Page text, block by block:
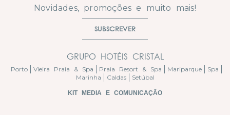
Novidades, promoções e muito mais!
SUBSCREVER
GRUPO HOTÉIS CRISTAL
Porto Vieira Praia & Spa Praia Resort & Spa Mariparque
Spa
Marinha
Caldas Setúbal
KIT MEDIA E COMUNICAÇÃO